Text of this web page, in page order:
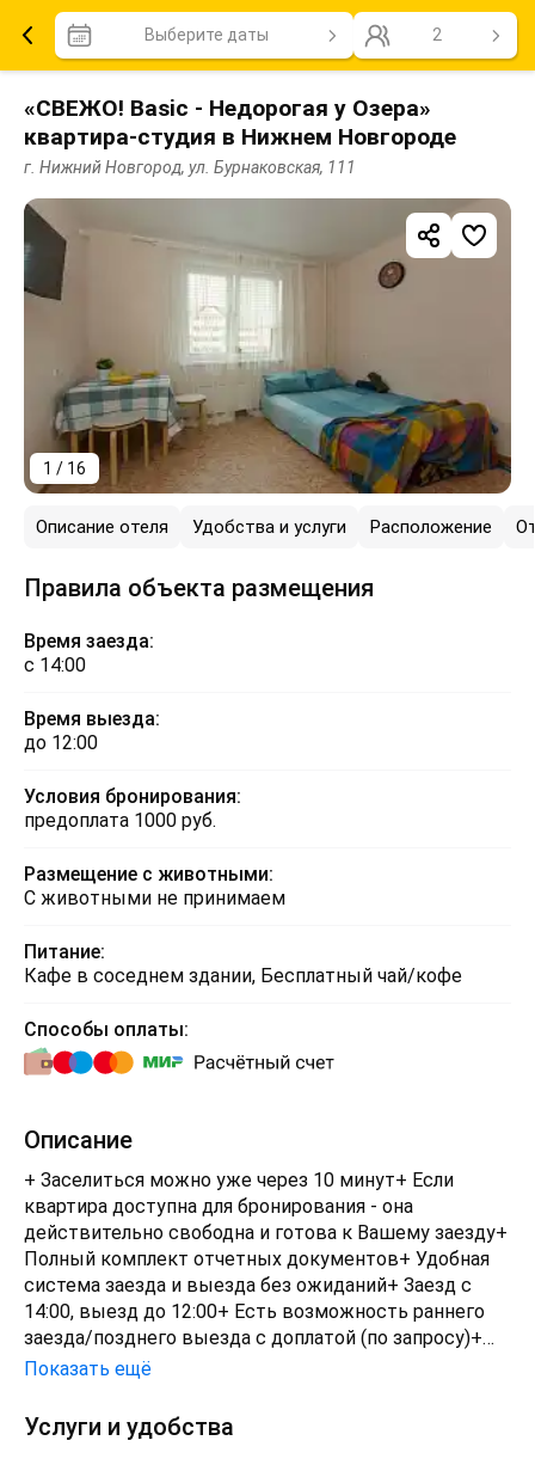
Выберите даты 2
«СВЕЖО! Basic - Недорогая у Озера»
квартира-студия в Нижнем Новгороде
г. Нижний Новгород, ул. Бурнаковская, 111
1 / 16
Описание отеля Удобства и услуги Расположение
Правила объекта размещения
Время заезда:
с 14:00
Время выезда:
до 12:00
Условия бронирования:
предоплата 1000 руб.
Размещение с животными:
С животными не принимаем
Питание:
Кафе в соседнем здании, Бесплатный чай/кофе
Способы оплаты:
Описание
+ Заселиться можно уже через 10 минут+ Если
квартира доступна для бронирования - она
действительно свободна и готова к Вашему заезду+
Полный комплект отчетных документов+ Удобная
система заезда и выезда без ожиданий+ Заезд с
14:00, выезд до 12:00+ Есть возможность раннего
заезда/позднего выезда с доплатой (по запросу)+
Уютная, чистая и со всем необходимым (все указали
рестораны, прогулочные зоны, озеро+ Высокие
оценки наших квартир+ Ждём Вас в гости!
Показать ещё
Услуги и удобства